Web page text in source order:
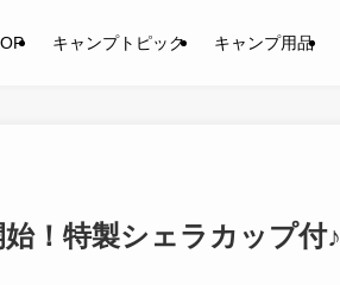
キャンプトピック キャンプ用品
！特製シェラカップ付♪